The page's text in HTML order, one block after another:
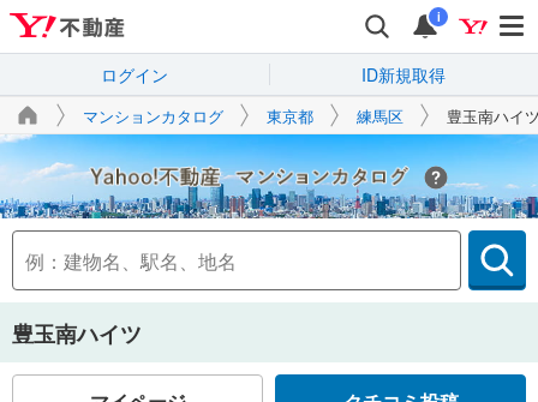
i
ログイン ID新規取得
マンションカタログ 東京都 練馬区 豊玉南ハイ
Yahoo!不動産
豊玉南ハイツ